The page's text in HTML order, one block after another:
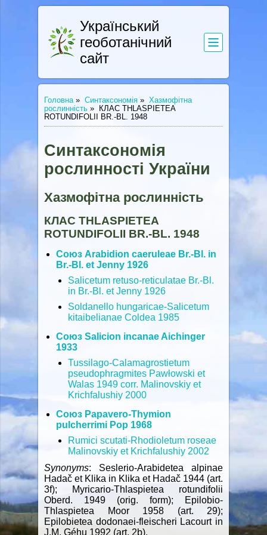
Український
геоботанічний
сайт
Головна » Синтаксономія » Хазмофітна
рослинність »
КЛАС THLASPIETEA
ROTUNDIFOLII BR.-BL. 1948
Синтаксономія
рослинності України
Хазмофітна рослинність
КЛАС THLASPIETEA
ROTUNDIFOLII BR.-BL. 1948
Союз Arabidion caeruleae Br.-Bl. in
Br.-Bl. et Jenny 1926
Salicetum retuso-reticulatae Br.-Bl.
in Br.-Bl. et Jenny 1926
Soldanello hungaricae-Salicetum
kitaibelianae Coldea 1985
Союз Salicion incanae Aichinger
1933
Tussilago-Calamagrostietum
pseudophragmites Pawłowski et
Walas 1949 сorr. Malinovskiy et
Krichfalushiy 2000
Союз Papavero-Thymion
pulcherrimi Pop 1968
Rumici scutati-Rhodioletum roseae
Malinovskiy et Krichfalushiy 2002
Synonyms: Seslerio-Arabidetea alpinae
Hadač et Klika in Klika et Hadač 1944 (art.
3f); Myricario-Thlaspietea rotundifolii
Oberd. 1949 (orig. form); Epilobio-
Thlaspietea Moor 1958 (art. 29);
Epilobietea dodonaei-fleischeri Lacourt in
J.M. Géhu 1992 (art. 2b).